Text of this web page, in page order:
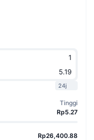
24j
Tinggi
Rp5.27
Rp26,400.88